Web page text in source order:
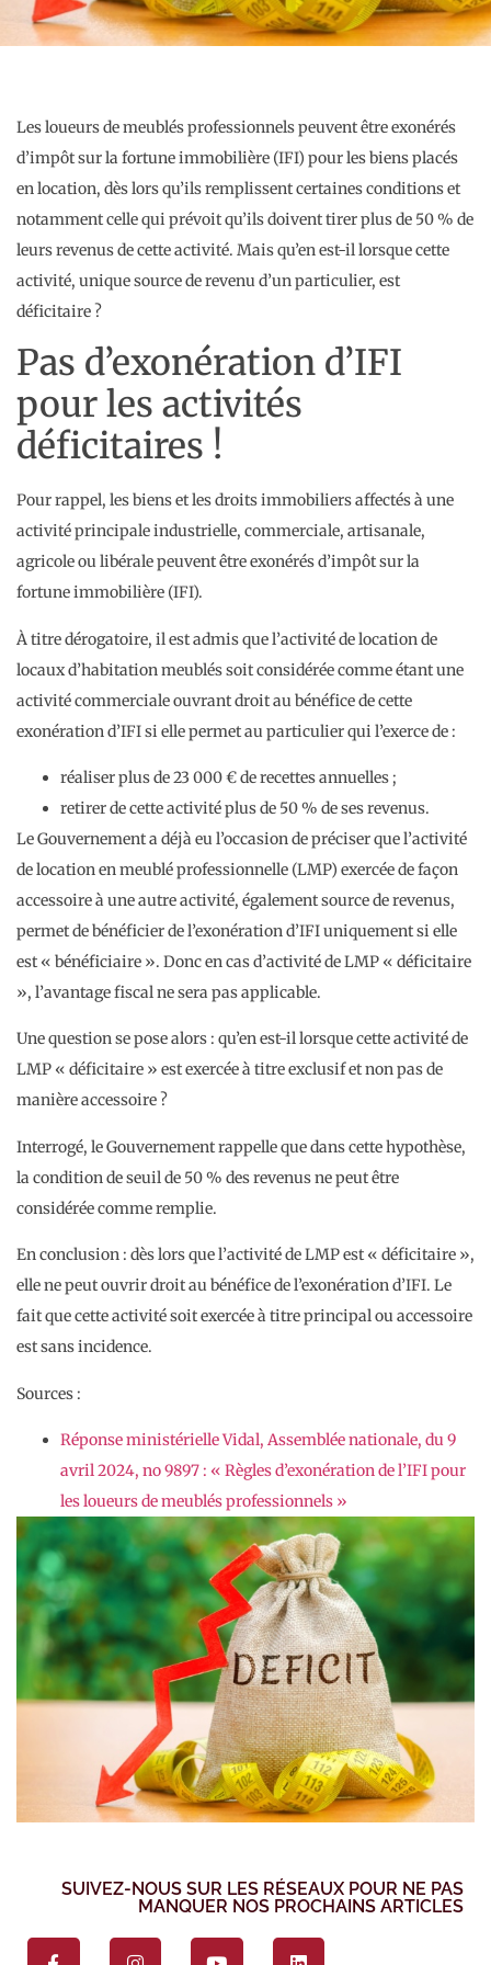
Les loueurs de meublés professionnels peuvent être exonérés
d’impôt sur la fortune immobilière (IFI) pour les biens placés
en location, dès lors qu’ils remplissent certaines conditions et
notamment celle qui prévoit qu’ils doivent tirer plus de 50 % de
leurs revenus de cette activité. Mais qu’en est-il lorsque cette
activité, unique source de revenu d’un particulier, est
déficitaire ?
Pas d’exonération d’IFI
pour les activités
déficitaires !
Pour rappel, les biens et les droits immobiliers affectés à une
activité principale industrielle, commerciale, artisanale,
agricole ou libérale peuvent être exonérés d’impôt sur la
fortune immobilière (IFI).
À titre dérogatoire, il est admis que l’activité de location de
locaux d’habitation meublés soit considérée comme étant une
activité commerciale ouvrant droit au bénéfice de cette
exonération d’IFI si elle permet au particulier qui l’exerce de :
réaliser plus de 23 000 € de recettes annuelles ;
retirer de cette activité plus de 50 % de ses revenus.
Le Gouvernement a déjà eu l’occasion de préciser que l’activité
de location en meublé professionnelle (LMP) exercée de façon
accessoire à une autre activité, également source de revenus,
permet de bénéficier de l’exonération d’IFI uniquement si elle
est « bénéficiaire ». Donc en cas d’activité de LMP « déficitaire
», l’avantage fiscal ne sera pas applicable.
Une question se pose alors : qu’en est-il lorsque cette activité de
LMP « déficitaire » est exercée à titre exclusif et non pas de
manière accessoire ?
Interrogé, le Gouvernement rappelle que dans cette hypothèse,
la condition de seuil de 50 % des revenus ne peut être
considérée comme remplie.
En conclusion : dès lors que l’activité de LMP est « déficitaire »,
elle ne peut ouvrir droit au bénéfice de l’exonération d’IFI. Le
fait que cette activité soit exercée à titre principal ou accessoire
est sans incidence.
Sources :
Réponse ministérielle Vidal, Assemblée nationale, du 9
avril 2024, no 9897 : « Règles d’exonération de l’IFI pour
les loueurs de meublés professionnels »
SUIVEZ-NOUS SUR LES RÉSEAUX POUR NE PAS
MANQUER NOS PROCHAINS ARTICLES